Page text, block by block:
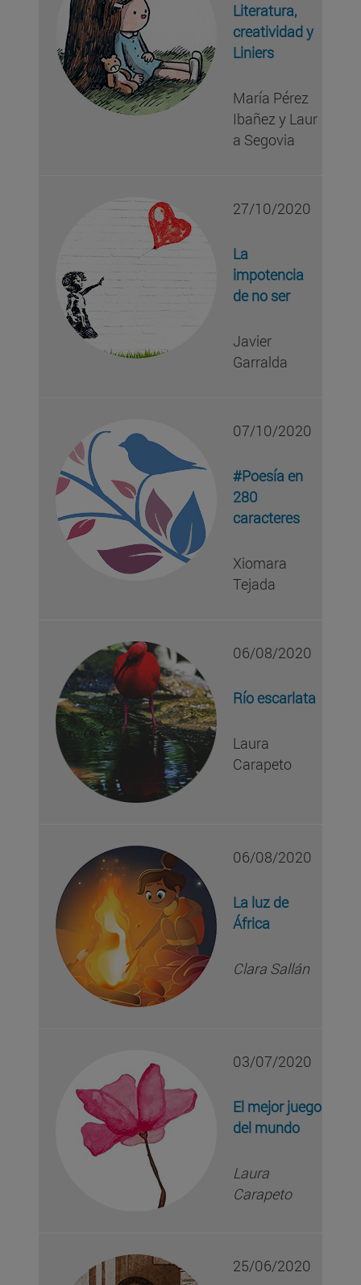
Literatura,
creatividad y
Liniers
María Pérez
Ibañez y Laur
a Segovia
27/10/2020
La
impotencia
de no ser
Javier
Garralda
07/10/2020
#Poesía en
280
caracteres
Xiomara
Tejada
06/08/2020
Río escarlata
Laura
Carapeto
06/08/2020
La luz de
África
Clara Sallán
03/07/2020
El mejor juego
del mundo
Laura
Carapeto
25/06/2020